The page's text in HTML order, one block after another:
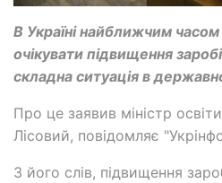
В Україні найближчим
очікувати підвищення
складна ситуація в
Про це заявив міністр
Лісовий, повідомляє
З його слів, підвищення